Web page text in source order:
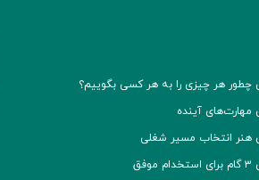
چطور هر چیزی را به هر کسی بگوییم؟
مهارت‌های آینده
هنر انتخاب مسیر شغلی